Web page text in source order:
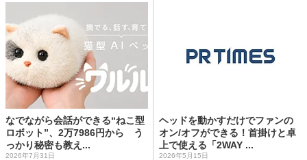
なでながら会話ができる“ねこ型
ロボット”、2万7986円から う
っかり秘密も教え...
2026年7月31日
ヘッドを動かすだけでファンの
オン/オフができる！首掛けと卓
上で使える「2WAY ...
2026年5月15日